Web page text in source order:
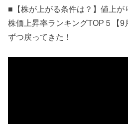
■【株が上がる条件は？】値上が
株価上昇率ランキングTOP５【9
ずつ戻ってきた！